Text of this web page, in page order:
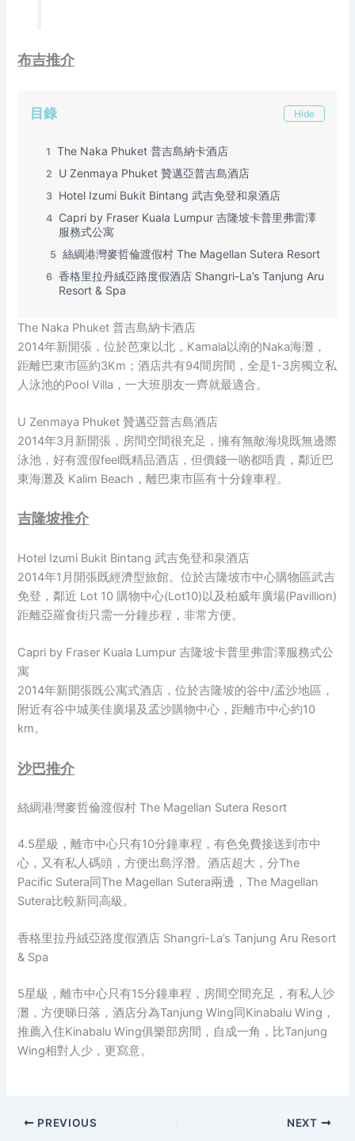
布吉推介
目錄 Hide
1 The Naka Phuket 普吉島納卡酒店
2 U Zenmaya Phuket 贊邁亞普吉島酒店
3 Hotel Izumi Bukit Bintang 武吉免登和泉酒店
4 Capri by Fraser Kuala Lumpur 吉隆坡卡普里弗雷澤
服務式公寓
5 絲綢港灣麥哲倫渡假村 The Magellan Sutera Resort
6 香格里拉丹絨亞路度假酒店 Shangri-La’s Tanjung Aru
Resort & Spa
The Naka Phuket 普吉島納卡酒店
2014年新開張，位於芭東以北，Kamala以南的Naka海灘，
距離巴東市區約3Km；酒店共有94間房間，全是1-3房獨立私
人泳池的Pool Villa，一大班朋友一齊就最適合。
U Zenmaya Phuket 贊邁亞普吉島酒店
2014年3月新開張，房間空間很充足，擁有無敵海境既無邊際
泳池，好有渡假feel既精品酒店，但價錢一啲都唔貴，鄰近巴
東海灘及 Kalim Beach，離巴東市區有十分鐘車程。
吉隆坡推介
Hotel Izumi Bukit Bintang 武吉免登和泉酒店
2014年1月開張既經濟型旅館。位於吉隆坡市中心購物區武吉
免登，鄰近 Lot 10 購物中心(Lot10)以及柏威年廣場(Pavillion)
距離亞羅食街只需一分鐘步程，非常方便。
Capri by Fraser Kuala Lumpur 吉隆坡卡普里弗雷澤服務式公
寓
2014年新開張既公寓式酒店，位於吉隆坡的谷中/孟沙地區，
附近有谷中城美佳廣場及孟沙購物中心，距離市中心約10
km。
沙巴推介
絲綢港灣麥哲倫渡假村 The Magellan Sutera Resort
4.5星級，離市中心只有10分鐘車程，有色免費接送到市中
心，又有私人碼頭，方便出島浮潛。酒店超大，分The
Pacific Sutera同The Magellan Sutera兩邊，The Magellan
Sutera比較新同高級。
香格里拉丹絨亞路度假酒店 Shangri-La’s Tanjung Aru Resort
& Spa
5星級，離市中心只有15分鐘車程，房間空間充足，有私人沙
灘，方便睇日落，酒店分為Tanjung Wing同Kinabalu Wing，
推薦入住Kinabalu Wing俱樂部房間，自成一角，比Tanjung
Wing相對人少，更寫意。
PREVIOUS NEXT